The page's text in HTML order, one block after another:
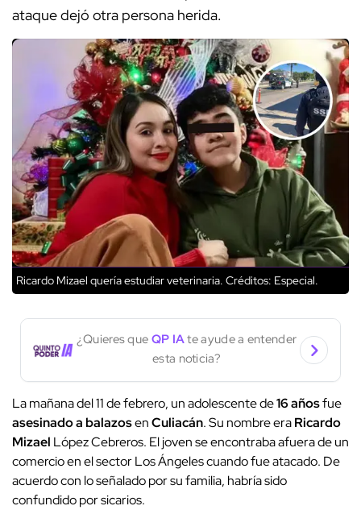
ataque dejó otra persona herida.
Ricardo Mizael quería estudiar veterinaria. Créditos: Especial.
¿Quieres que QP IAte ayude a entender
esta noticia?
La mañana del 11 de febrero, un adolescente de16 añosfue
asesinado a balazosenCuliacán. Su nombre eraRicardo
Mizael López Cebreros. El joven se encontraba afuera de un
comercio en el sector Los Ángeles cuando fue atacado. De
acuerdo con lo señalado por su familia, habría sido
confundido por sicarios.